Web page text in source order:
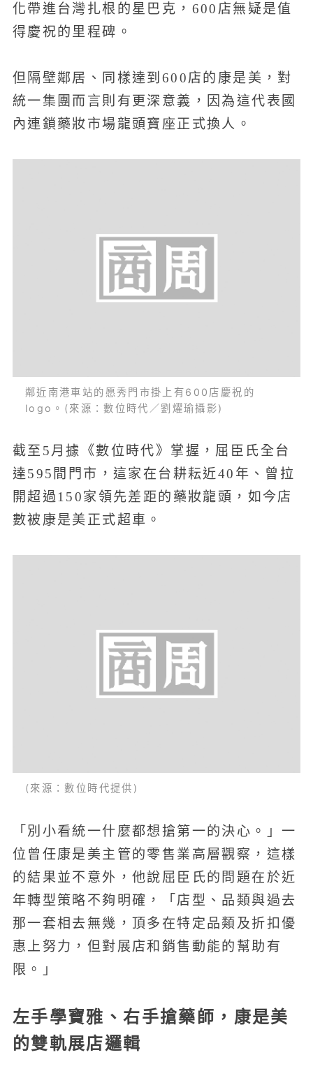
化帶進台灣扎根的星巴克，600店無疑是值
得慶祝的里程碑。
但隔壁鄰居、同樣達到600店的康是美，對
統一集團而言則有更深意義，因為這代表國
內連鎖藥妝市場龍頭寶座正式換人。
鄰近南港車站的愿秀門市掛上有600店慶祝的
logo。(來源：數位時代／劉燿瑜攝影)
截至5月據《數位時代》掌握，屈臣氏全台
達595間門市，這家在台耕耘近40年、曾拉
開超過150家領先差距的藥妝龍頭，如今店
數被康是美正式超車。
(來源：數位時代提供)
「別小看統一什麼都想搶第一的決心。」一
位曾任康是美主管的零售業高層觀察，這樣
的結果並不意外，他說屈臣氏的問題在於近
年轉型策略不夠明確，「店型、品類與過去
那一套相去無幾，頂多在特定品類及折扣優
惠上努力，但對展店和銷售動能的幫助有
限。」
左手學寶雅、右手搶藥師，康是美
的雙軌展店邏輯